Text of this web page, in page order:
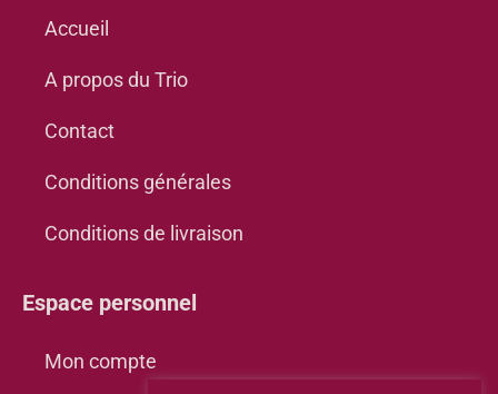
Accueil
A propos du Trio
Contact
Conditions générales
Conditions de livraison
Espace personnel
Mon compte